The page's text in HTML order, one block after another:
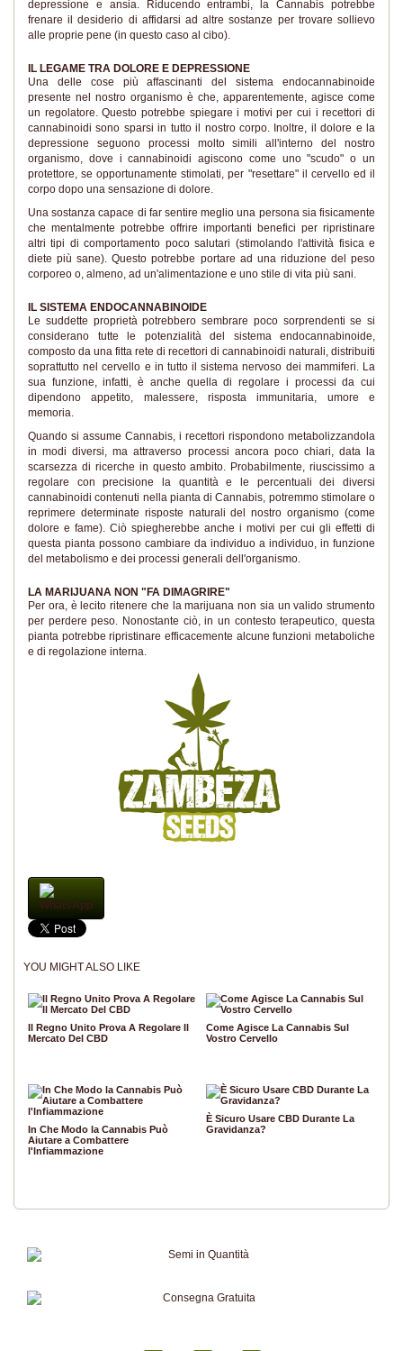
depressione e ansia. Riducendo entrambi, la Cannabis potrebbe
frenare il desiderio di affidarsi ad altre sostanze per trovare sollievo
alle proprie pene (in questo caso al cibo).
IL LEGAME TRA DOLORE E DEPRESSIONE
Una delle cose più affascinanti del sistema endocannabinoide
presente nel nostro organismo è che, apparentemente, agisce come
un regolatore. Questo potrebbe spiegare i motivi per cui i recettori di
cannabinoidi sono sparsi in tutto il nostro corpo. Inoltre, il dolore e la
depressione seguono processi molto simili all'interno del nostro
organismo, dove i cannabinoidi agiscono come uno "scudo" o un
protettore, se opportunamente stimolati, per "resettare" il cervello ed il
corpo dopo una sensazione di dolore.
Una sostanza capace di far sentire meglio una persona sia fisicamente
che mentalmente potrebbe offrire importanti benefici per ripristinare
altri tipi di comportamento poco salutari (stimolando l'attività fisica e
diete più sane). Questo potrebbe portare ad una riduzione del peso
corporeo o, almeno, ad un'alimentazione e uno stile di vita più sani.
IL SISTEMA ENDOCANNABINOIDE
Le suddette proprietà potrebbero sembrare poco sorprendenti se si
considerano tutte le potenzialità del sistema endocannabinoide,
composto da una fitta rete di recettori di cannabinoidi naturali, distribuiti
soprattutto nel cervello e in tutto il sistema nervoso dei mammiferi. La
sua funzione, infatti, è anche quella di regolare i processi da cui
dipendono appetito, malessere, risposta immunitaria, umore e
memoria.
Quando si assume Cannabis, i recettori rispondono metabolizzandola
in modi diversi, ma attraverso processi ancora poco chiari, data la
scarsezza di ricerche in questo ambito. Probabilmente, riuscissimo a
regolare con precisione la quantità e le percentuali dei diversi
cannabinoidi contenuti nella pianta di Cannabis, potremmo stimolare o
reprimere determinate risposte naturali del nostro organismo (come
dolore e fame). Ciò spiegherebbe anche i motivi per cui gli effetti di
questa pianta possono cambiare da individuo a individuo, in funzione
del metabolismo e dei processi generali dell'organismo.
LA MARIJUANA NON "FA DIMAGRIRE"
Per ora, è lecito ritenere che la marijuana non sia un valido strumento
per perdere peso. Nonostante ciò, in un contesto terapeutico, questa
pianta potrebbe ripristinare efficacemente alcune funzioni metaboliche
e di regolazione interna.
WhatsApp
YOU MIGHT ALSO LIKE
Il Regno Unito Prova A Regolare Il
Mercato Del CBD
Come Agisce La Cannabis Sul
Vostro Cervello
In Che Modo la Cannabis Può
Aiutare a Combattere
l'Infiammazione
È Sicuro Usare CBD Durante La
Gravidanza?